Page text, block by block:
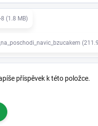
(1.8 MB)
příspěvek k této položce.